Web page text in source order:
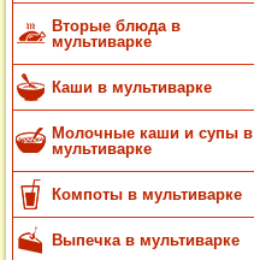
Вторые блюда в
мультиварке
Каши в мультиварке
Молочные каши и супы в
мультиварке
Компоты в мультиварке
Выпечка в мультиварке